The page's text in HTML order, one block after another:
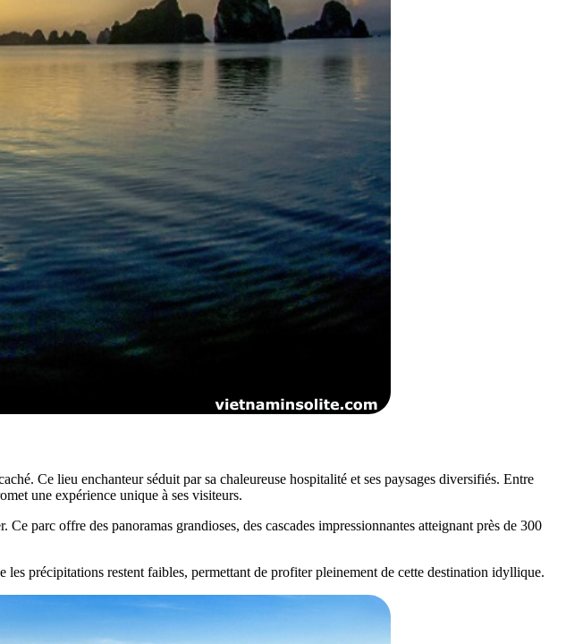
Ce lieu enchanteur séduit par sa chaleureuse hospitalité et ses paysages diversifiés. Entre
une expérience unique à ses visiteurs.
parc offre des panoramas grandioses, des cascades impressionnantes atteignant près de 300
les précipitations restent faibles, permettant de profiter pleinement de cette destination idyllique.